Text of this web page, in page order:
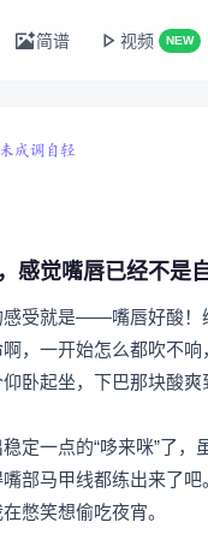
简谱 视频 NEW
感觉嘴唇已经不是
受就是——嘴唇好酸！
，一开始怎么都吹不
卧起坐，下巴那块酸爽
定一点的“哆来咪”了
部马甲线都练出来了
憋笑想偷吃夜宵。